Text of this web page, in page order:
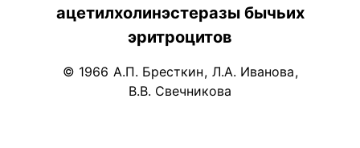
ацетилхолинэстеразы бычьих
эритроцитов
© 1966 А.П. Бресткин, Л.А. Иванова,
В.В. Свечникова